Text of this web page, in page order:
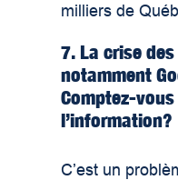
milliers de
7. La crise
notamment
Comptez-
l’information?
C’est un